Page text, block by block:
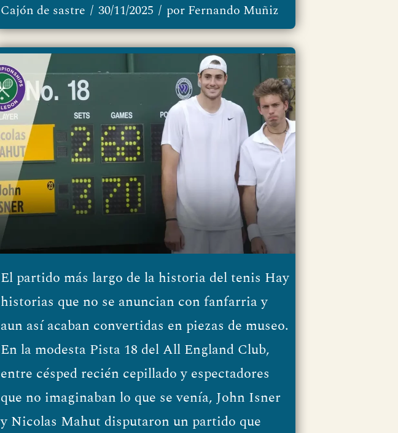
Cajón de sastre 30/11/2025 por Fernando Muñiz
El partido más largo de la historia del tenis Hay
historias que no se anuncian con fanfarria y
aun así acaban convertidas en piezas de museo.
En la modesta Pista 18 del All England Club,
entre césped recién cepillado y espectadores
que no imaginaban lo que se venía, John Isner
y Nicolas Mahut disputaron un partido que